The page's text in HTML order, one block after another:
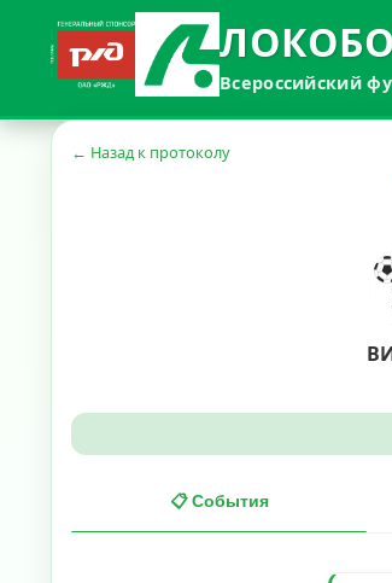
Всероссийский
← Назад к протоколу
📋 События